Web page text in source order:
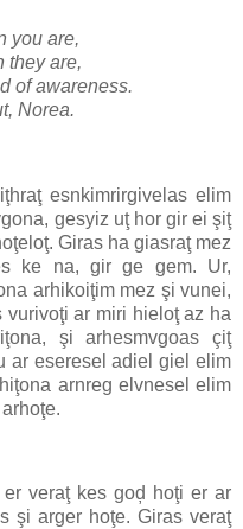
you are,
they are,
of awareness.
Norea.
esnkimrirgivelas elim
gesyiz uţ hor gir ei şiţ
Giras ha giasraţ mez
ke na, gir ge gem. Ur,
arhikoiţim mez şi vunei,
ar miri hieloţ az ha
şi arhesmvgoas çiţ
ar eseresel adiel giel elim
arnreg elvnesel elim
veraţ kes goḑ hoţi er ar
şi arger hoţe. Giras veraţ